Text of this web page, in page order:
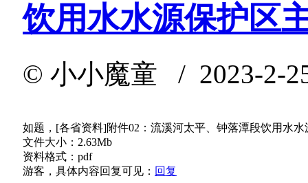
饮用水水源保护区
© 小小魔童 / 2023-2-
如题，[各省资料]附件02：流溪河太平、钟落潭段饮用水
文件大小：2.63Mb
资料格式：pdf
游客，具体内容回复可见： 回复